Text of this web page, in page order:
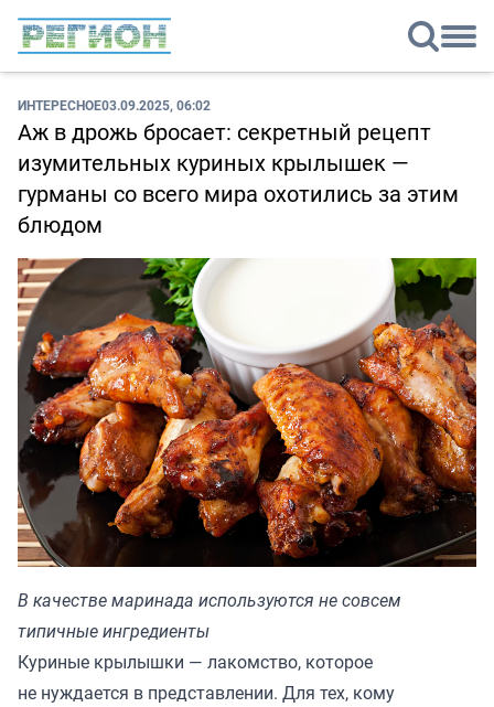
ИНТЕРЕСНОЕ03.09.2025, 06:02
Аж в дрожь бросает: секретный рецепт
изумительных куриных крылышек —
гурманы со всего мира охотились за этим
блюдом
В качестве маринада используются не совсем
типичные ингредиенты
Куриные крылышки — лакомство, которое
не нуждается в представлении. Для тех, кому